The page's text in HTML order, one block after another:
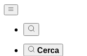
Cerca